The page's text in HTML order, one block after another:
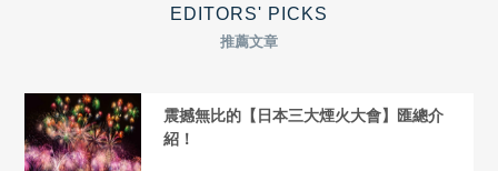
EDITORS' PICKS
推薦文章
震撼無比的【日本三大煙火大會】匯總介
紹！